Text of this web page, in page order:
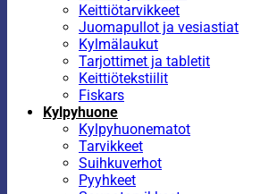
Keittiötarvikkeet
Juomapullot ja vesiastiat
Kylmälaukut
Tarjottimet ja tabletit
Keittiötekstiilit
Fiskars
Kylpyhuone
Kylpyhuonematot
Tarvikkeet
Suihkuverhot
Pyyhkeet